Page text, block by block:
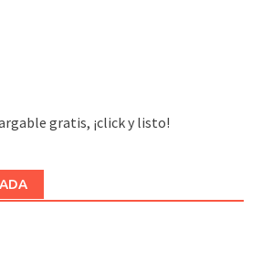
gratis, ¡click y listo!